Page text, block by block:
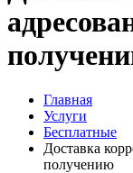
Главная
Услуги
Бесплатные
Доставка
получению